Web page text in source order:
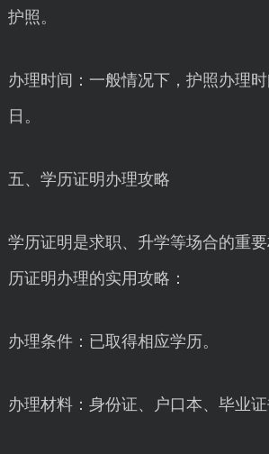
护照。
办理时间：一般情况下，护照办理
日。
五、学历证明办理攻略
学历证明是求职、升学等场合的重
历证明办理的实用攻略：
办理条件：已取得相应学历。
办理材料：身份证、户口本、毕业证